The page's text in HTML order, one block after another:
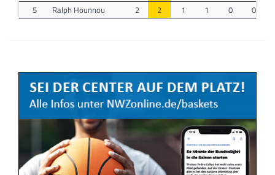
5
Ralph Hounnou 2 2 1 1 0 0